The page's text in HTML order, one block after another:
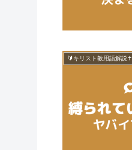
🔰キリスト教用語解説✝️